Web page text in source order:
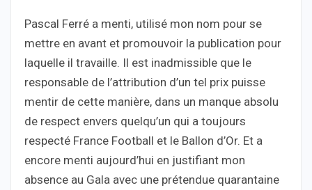
Pascal Ferré a menti, utilisé mon nom pour se
mettre en avant et promouvoir la publication pour
laquelle il travaille. Il est inadmissible que le
responsable de l’attribution d’un tel prix puisse
mentir de cette manière, dans un manque absolu
de respect envers quelqu’un qui a toujours
respecté France Football et le Ballon d’Or. Et a
encore menti aujourd’hui en justifiant mon
absence au Gala avec une prétendue quarantaine